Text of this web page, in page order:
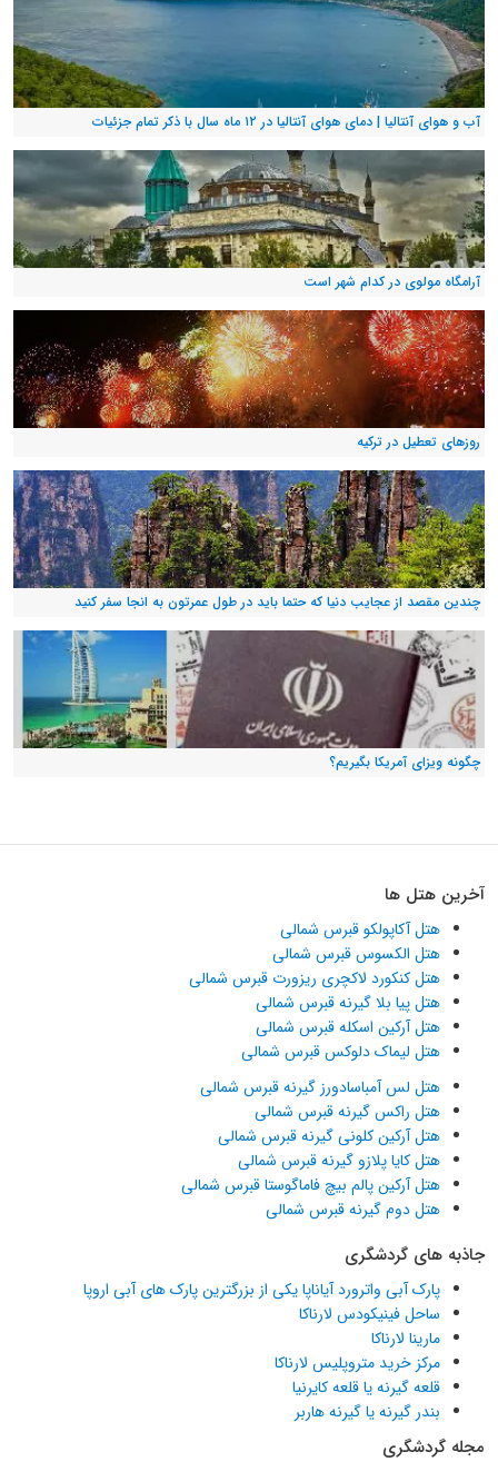
آب و هوای آنتالیا | دمای هوای آنتالیا در ۱۲ ماه سال با ذکر تمام جزئیات
آرامگاه مولوی در کدام شهر است
روزهای تعطیل در ترکیه
چندین مقصد از عجایب دنیا که حتما باید در طول عمرتون به انجا سفر کنید
چگونه ویزای آمریکا بگیریم؟
آخرین هتل ها
هتل آکاپولکو قبرس شمالی
هتل الکسوس قبرس شمالی
هتل کنکورد لاکچری ریزورت قبرس شمالی
هتل پیا بلا گیرنه قبرس شمالی
هتل آرکین اسکله قبرس شمالی
هتل لیماک دلوکس قبرس شمالی
هتل لس آمباسادورز گیرنه قبرس شمالی
هتل راکس گیرنه قبرس شمالی
هتل آرکین کلونی گیرنه قبرس شمالی
هتل کایا پلازو گیرنه قبرس شمالی
هتل آرکین پالم بیچ فاماگوستا قبرس شمالی
هتل دوم گیرنه قبرس شمالی
جاذبه های گردشگری
پارک آبی واترورد آیاناپا یکی از بزرگترین پارک های آبی اروپا
ساحل فینیکودس لارناکا
مارینا لارناکا
مرکز خرید متروپلیس لارناکا
قلعه گیرنه یا قلعه کایرنیا
بندر گیرنه یا گیرنه هاربر
مجله گردشگری